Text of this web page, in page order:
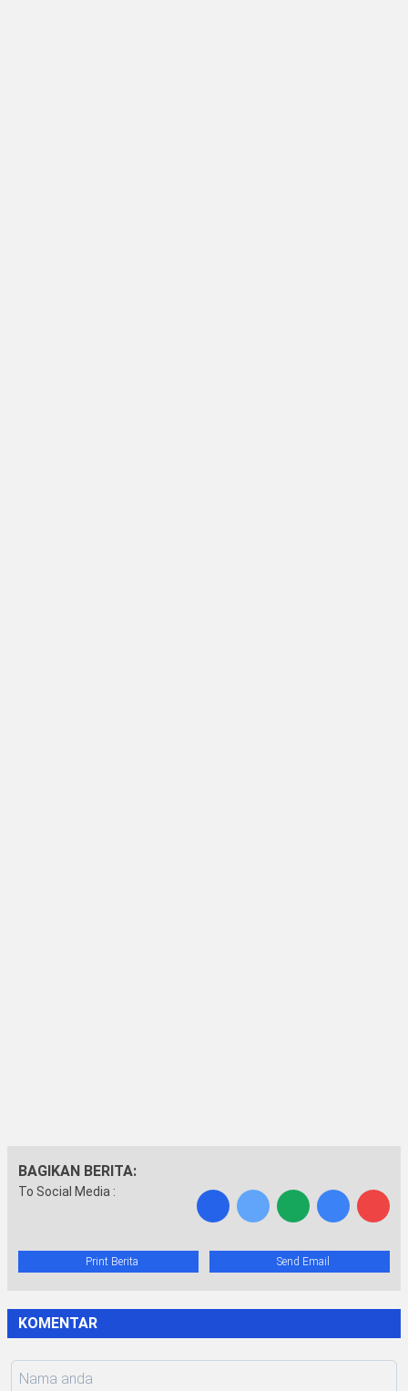
BAGIKAN BERITA:
To Social Media :
Print Berita Send Email
KOMENTAR